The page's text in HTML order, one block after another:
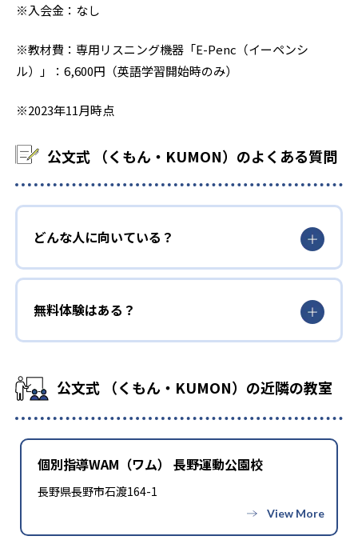
※入会金：なし
※教材費：専用リスニング機器「E-Penc（イーペンシ
ル）」：6,600円（英語学習開始時のみ）
※2023年11月時点
公文式 （くもん・KUMON）のよくある質問
どんな人に向いている？
無料体験はある？
公文式 （くもん・KUMON）の近隣の教室
個別指導WAM（ワム） 長野運動公園校
長野県長野市石渡164-1